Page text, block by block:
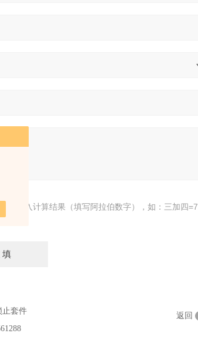
请输入计算结果（填写阿拉伯数字），如：三加四=7
止套件
返回